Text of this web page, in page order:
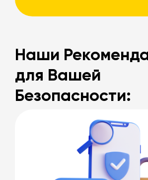
Наши
для Вашей
Безопасности: